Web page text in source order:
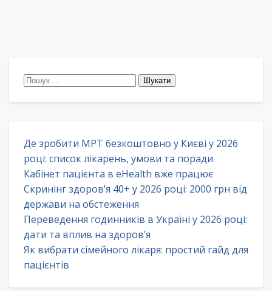
Пошук:
Де зробити МРТ безкоштовно у Києві у 2026
році: список лікарень, умови та поради
Кабінет пацієнта в eHealth вже працює
Скринінг здоров’я 40+ у 2026 році: 2000 грн від
держави на обстеження
Переведення годинників в Україні у 2026 році:
дати та вплив на здоров’я
Як вибрати сімейного лікаря: простий гайд для
пацієнтів